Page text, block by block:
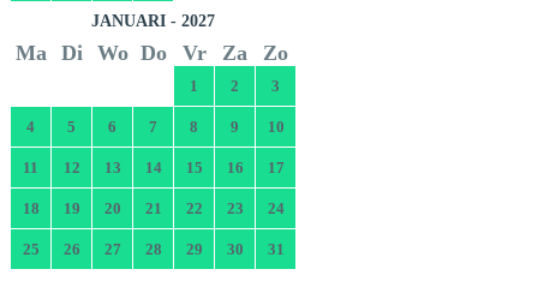
JANUARI - 2027
Ma Di Wo Do Vr Za Zo
1 2 3
4 5 6 7 8 9 10
11 12 13 14 15 16 17
18 19 20 21 22 23 24
25 26 27 28 29 30 31